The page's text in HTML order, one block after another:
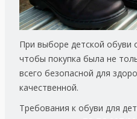
При выборе детской обуви
чтобы покупка была не
всего безопасной для
качественной.
Требования к обуви для